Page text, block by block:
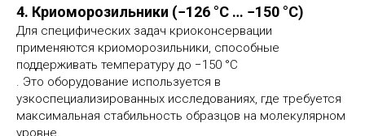
4. Криоморозильники (−126 °C … −150 °C)
Для специфических задач криоконсервации
применяются криоморозильники, способные
поддерживать температуру до −150 °C
. Это оборудование используется в
узкоспециализированных исследованиях, где требуется
максимальная стабильность образцов на молекулярном
уровне.